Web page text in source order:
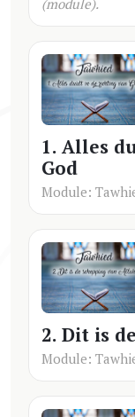
1. Alles
God
Module:
2. Dit is
Module: